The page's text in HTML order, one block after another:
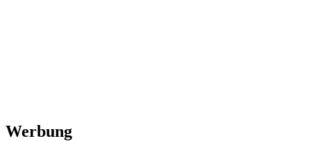
Werbung